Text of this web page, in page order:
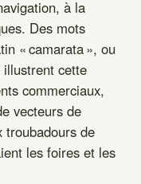
à la
Des mots
« camarata », ou
illustrent cette
commerciaux,
vecteurs de
troubadours de
les foires et les